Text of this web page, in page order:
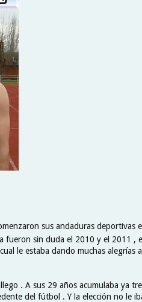
sus andaduras deportivas
fueron sin duda el 2010 y el 2011 ,
le estaba dando muchas alegrías
. A sus 29 años acumulaba ya
del fútbol . Y la elección no le